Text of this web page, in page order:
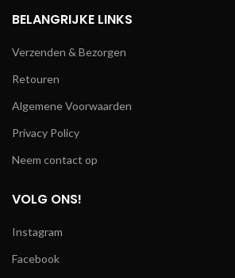
BELANGRIJKE LINKS
Verzenden & Bezorgen
Retouren
Algemene Voorwaarden
Privacy Policy
Neem contact op
VOLG ONS!
Instagram
Facebook